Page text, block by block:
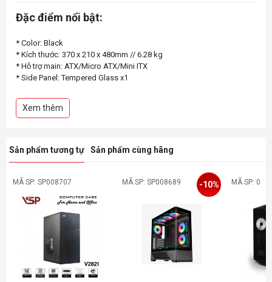
Đặc điểm nổi bật:
* Color: Black
* Kích thước: 370 x 210 x 480mm // 6.28 kg
* Hỗ trợ main: ATX/Micro ATX/Mini ITX
* Side Panel: Tempered Glass x1
Front: gắn sẵn 3 fan 140mm (LED Rainbow fan)
Rear: gắn sẵn 1 fan 120mm (LED Rainbow fan)
Xem thêm
Sản phẩm tương tự Sản phẩm cùng hãng
MÃ SP: SP008707 MÃ SP: SP008689 -10% MÃ SP: 0